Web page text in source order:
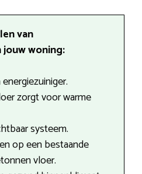
van
woning:
zorgt voor warme
systeem.
op een bestaande
vloer.